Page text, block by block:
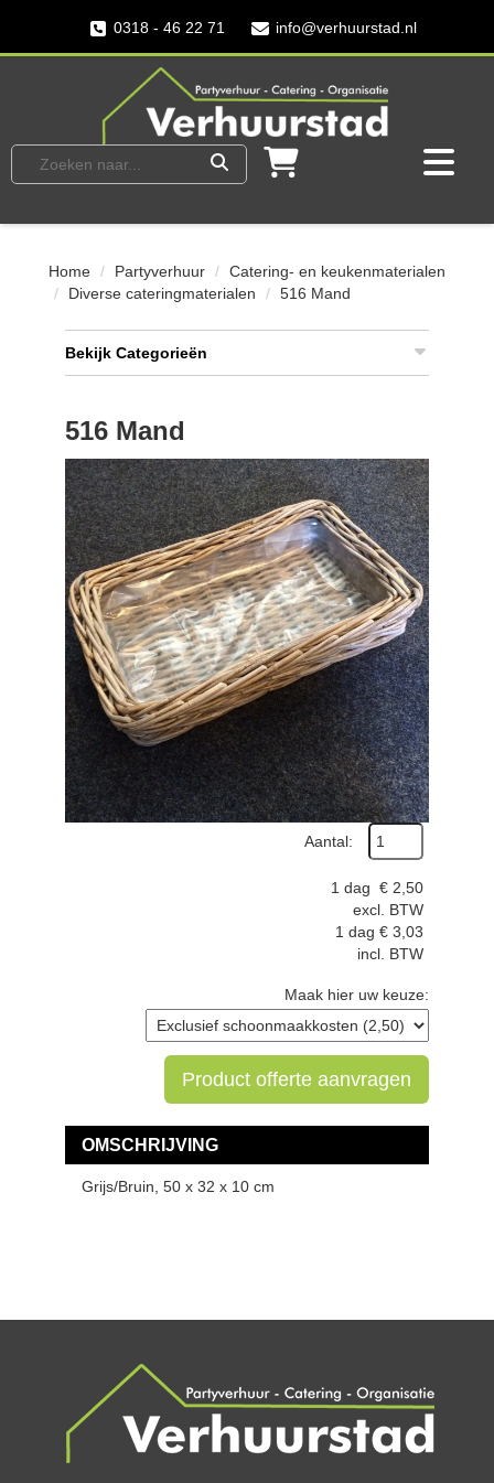
0318 - 46 22 71 info@verhuurstad.nl
Home Partyverhuur
Catering- en keukenmaterialen
Diverse cateringmaterialen
516 Mand
Bekijk Categorieën
516 Mand
Aantal:
1 dag € 2,50
excl. BTW
1 dag € 3,03
incl. BTW
Maak hier uw keuze:
Product offerte aanvragen
OMSCHRIJVING
Grijs/Bruin, 50 x 32 x 10 cm